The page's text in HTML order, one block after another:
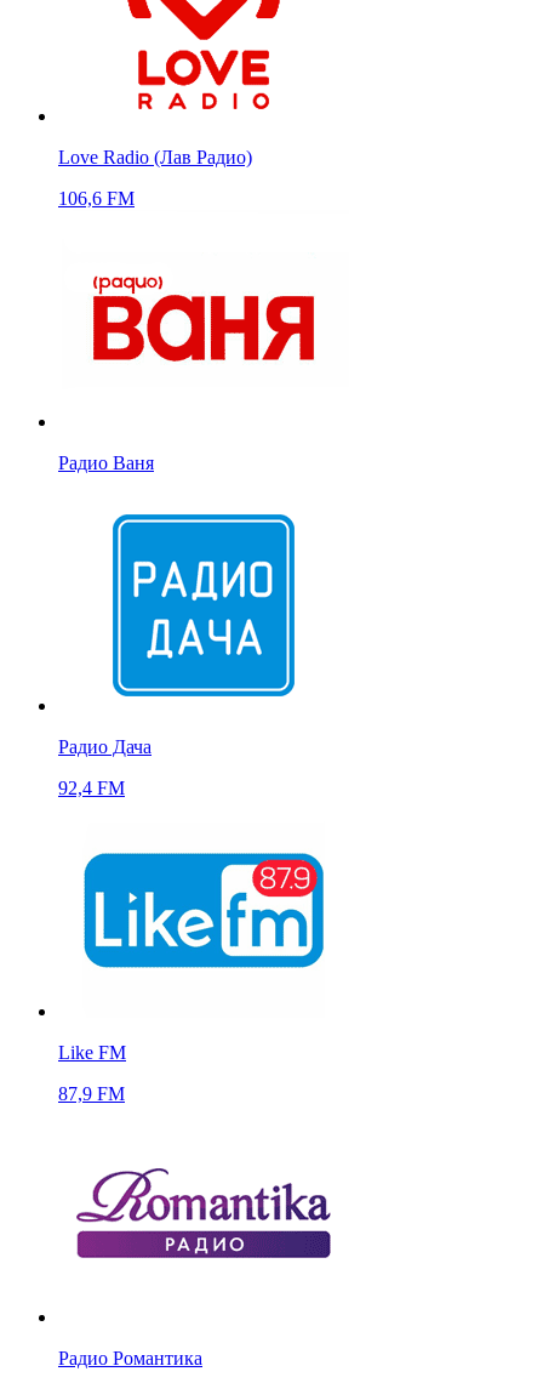
Love Radio (Лав Радио)
106,6 FM
Радио Ваня
Радио Дача
92,4 FM
Like FM
87,9 FM
Радио Романтика